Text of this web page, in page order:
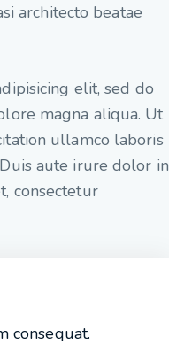
architecto beatae
elit, sed do
magna aliqua. Ut
ullamco laboris
aute irure dolor in
consectetur
consequat.